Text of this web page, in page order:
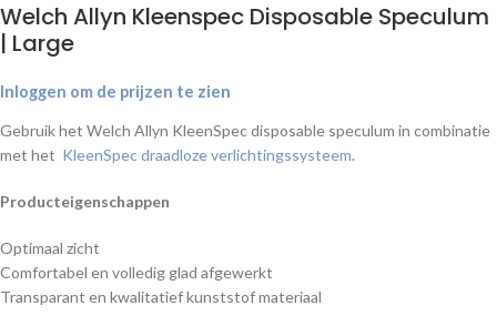
Welch Allyn Kleenspec Disposable Speculum
| Large
Inloggen om de prijzen te zien
Gebruik het Welch Allyn KleenSpec disposable speculum in combinatie
met het KleenSpec draadloze verlichtingssysteem.
Producteigenschappen
Optimaal zicht
Comfortabel en volledig glad afgewerkt
Transparant en kwalitatief kunststof materiaal